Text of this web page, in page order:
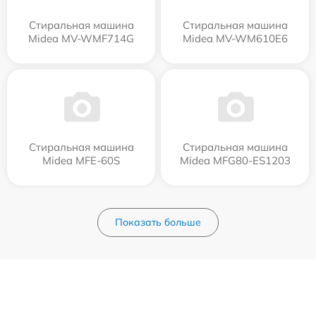
Стиральная машина
Midea MV-WMF714G
Стиральная машина
Midea MV-WM610E6
Стиральная машина
Midea MFE-60S
Стиральная машина
Midea MFG80-ES1203
Показать больше